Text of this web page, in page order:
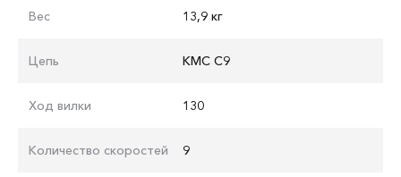
Вес 13,9 кг
Цепь KMC С9
Ход вилки 130
Количество скоростей 9